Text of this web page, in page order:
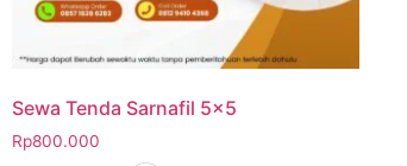
Sewa Tenda Sarnafil 5×5
Rp800.000